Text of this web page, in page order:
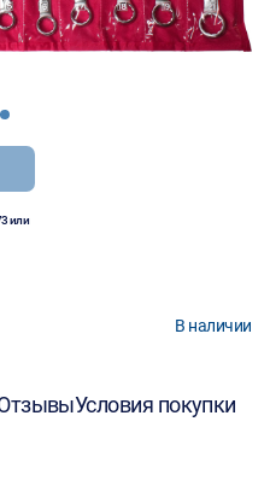
2
или
В наличии
Условия покупки